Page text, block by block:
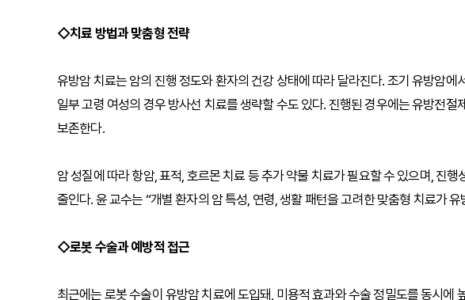
◇치료 방법과 맞춤형 전략
유방암 치료는 암의 진행 정도와 환자의 건강 상태에 따라 달라진다. 조기 유방암
일부 고령 여성의 경우 방사선 치료를 생략할 수도 있다. 진행된 경우에는 유방전
보존한다.
암 성질에 따라 항암, 표적, 호르몬 치료 등 추가 약물 치료가 필요할 수 있으며, 진
줄인다. 윤 교수는 “개별 환자의 암 특성, 연령, 생활 패턴을 고려한 맞춤형 치료가
◇로봇 수술과 예방적 접근
최근에는 로봇 수술이 유방암 치료에 도입돼, 미용적 효과와 수술 정밀도를 동시에